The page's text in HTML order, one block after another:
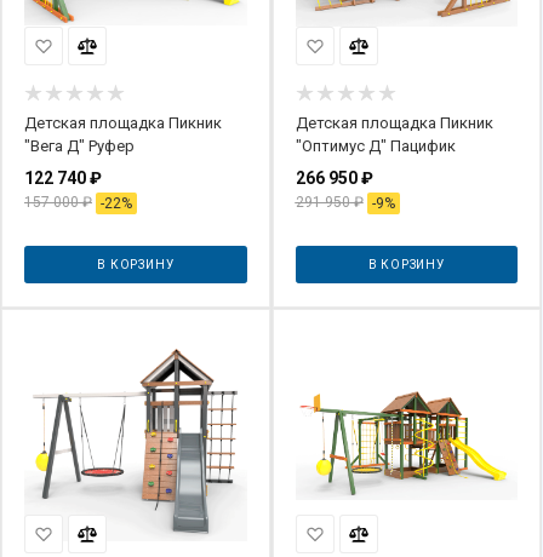
Детская площадка Пикник
"Вега Д" Руфер
122 740₽
157 000₽ -22%
В КОРЗИНУ
Детская площадка Пикник
"Оптимус Д" Пацифик
266 950₽
291 950₽ -9%
В КОРЗИНУ